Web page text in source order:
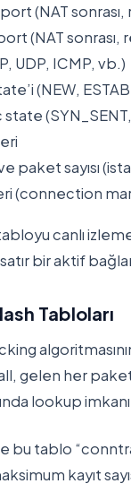
(NAT
(NAT sonrası,
UDP, ICMP, vb.)
(NEW,
paket sayısı
(connection
canlı
bir aktif
Tabloları
gelen her
lookup
bu tablo
kayıt